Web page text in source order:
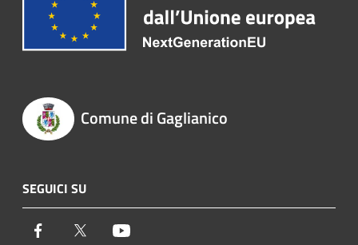
Comune di Gaglianico
SEGUICI SU
Facebook Twitter